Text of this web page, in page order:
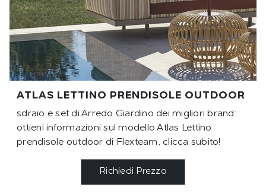
ATLAS LETTINO PRENDISOLE OUTDOOR
sdraio e set di Arredo Giardino dei migliori brand:
ottieni informazioni sul modello Atlas Lettino
prendisole outdoor di Flexteam, clicca subito!
Richiedi Prezzo